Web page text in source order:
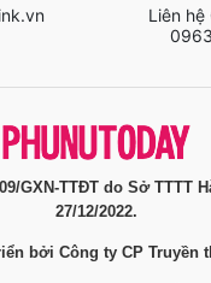
Liên hệ
GXN-TTĐT do Sở TTTT
27/12/2022.
bởi Công ty CP Truyền